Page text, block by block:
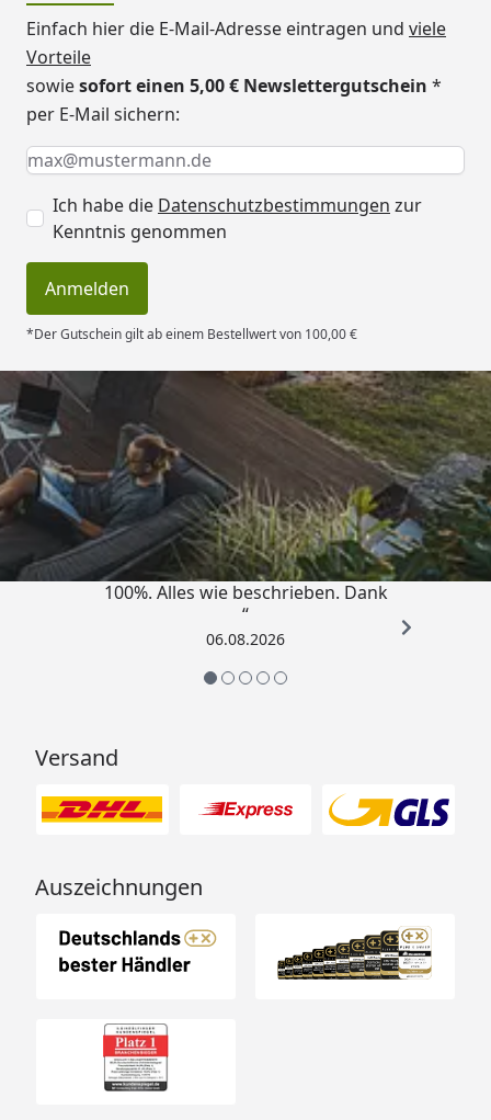
Einfach hier die E-Mail-Adresse eintragen und viele
Vorteile
sowiesofort einen 5,00 € Newslettergutschein *
per E-Mail sichern:
Keine Eingabe erforderlich
Eingabe erforderlich
E-Mail *
Ich habe die Datenschutzbestimmungen zur
Kenntnis genommen
Anmelden
*Der Gutschein gilt ab einem Bestellwert von 100,00 €
Trusted Shops
4,83/ 5
„Super schnell gelifert. Ware passt
100%. Alles wie beschrieben. Dank
“
06.08.2026
Versand
Auszeichnungen